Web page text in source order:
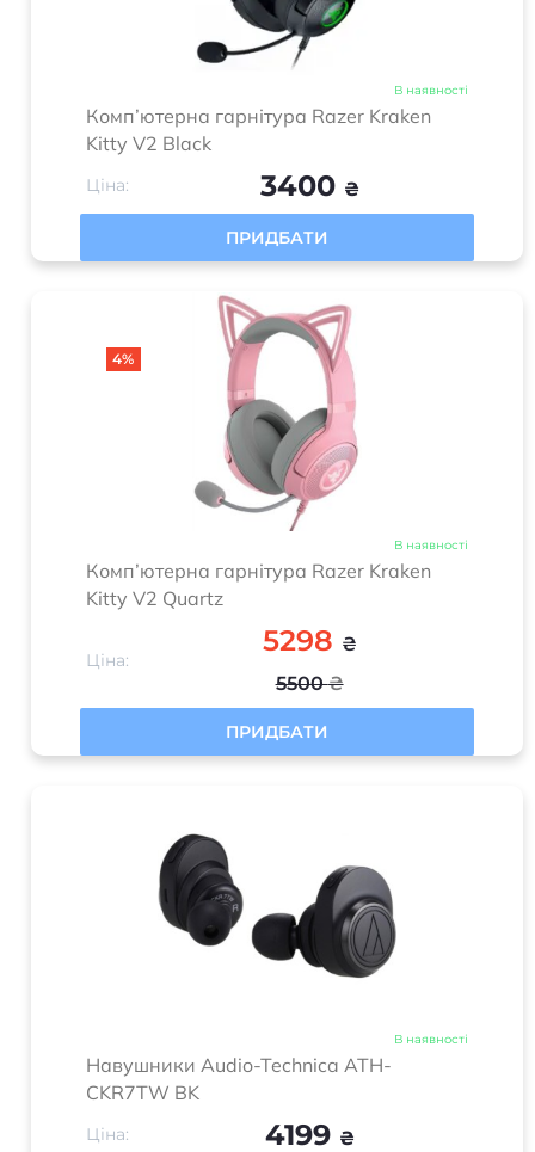
В наявності
Комп’ютерна гарнітура Razer Kraken
Kitty V2 Black
Ціна: 3400 ₴
ПРИДБАТИ
4%
В наявності
Комп’ютерна гарнітура Razer Kraken
Kitty V2 Quartz
Ціна:
5500₴
5298 ₴
ПРИДБАТИ
В наявності
Навушники Audio-Technica ATH-
CKR7TW BK
Ціна: 4199 ₴